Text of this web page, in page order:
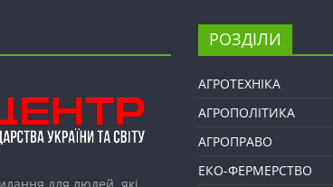
для людей, які
РОЗДІЛИ
АГРОТЕХНІКА
АГРОПОЛІТИКА
АГРОПРАВО
ЕКО-ФЕРМЕРСТВО